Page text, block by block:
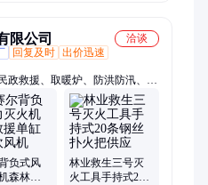
限公司
洽谈
回复及时 出价迅速
政救援、取暖炉、防洪防汛、电
地震救援
负式风
森林救
林业救生三号灭
火工具手持式20